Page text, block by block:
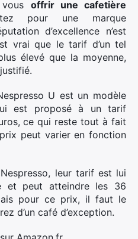
offrir une cafetière
pour une marque
d’excellence n’est
vrai que le tarif d’un tel
élevé que la moyenne,
U est un modèle
est proposé à un tarif
ce qui reste tout à fait
peut varier en fonction
leur tarif est lui
et peut atteindre les 36
pour ce prix, il faut le
d’un café d’exception.